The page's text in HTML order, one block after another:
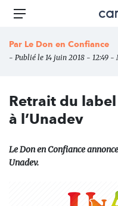
Aller
principal
des
Menu
Par Le Don en Confiance
- Publié le 14 juin 2018 - 12:49 -
Retrait du
à l’Unadev
Le Don en Confiance
Unadev.